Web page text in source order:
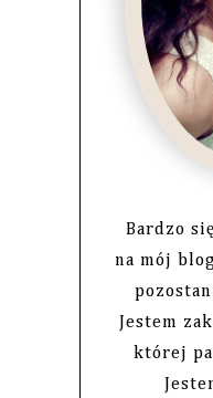
Bardzo
na mój
Jestem
której